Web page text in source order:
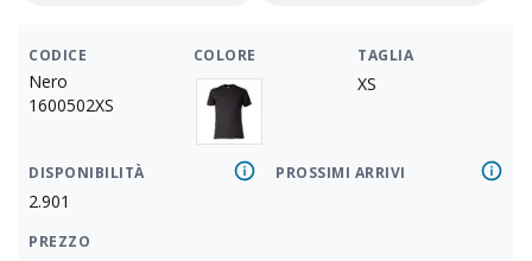
CODICE
Nero
1600502XS
COLORE TAGLIA
XS
PREZZO
DISPONIBILITÀ
2.901
PROSSIMI ARRIVI